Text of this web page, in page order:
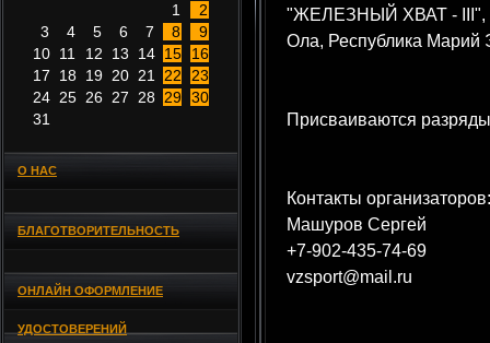
1
2
3
4 5 6 7 8
9
10 11 12 13 14 15
16
17
18 19 20 21 22
23
24 25 26 27 28 29 30
31
О НАС
БЛАГОТВОРИТЕЛЬНОСТЬ
ОНЛАЙН ОФОРМЛЕНИЕ
УДОСТОВЕРЕНИЙ
"ЖЕЛЕЗНЫЙ ХВАТ - III",
Ола, Республика Марий
Присваиваются
Контакты организаторов:
Машуров Сергей
+7-902-435-74-69
vzsport@mail.ru